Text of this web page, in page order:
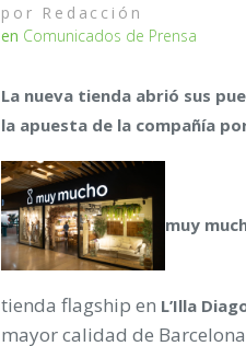
por Redacción
en Comunicados de Prensa
La nueva tienda abrió sus
la apuesta de la compañía
muy
tienda flagship en L’Illa
mayor calidad de